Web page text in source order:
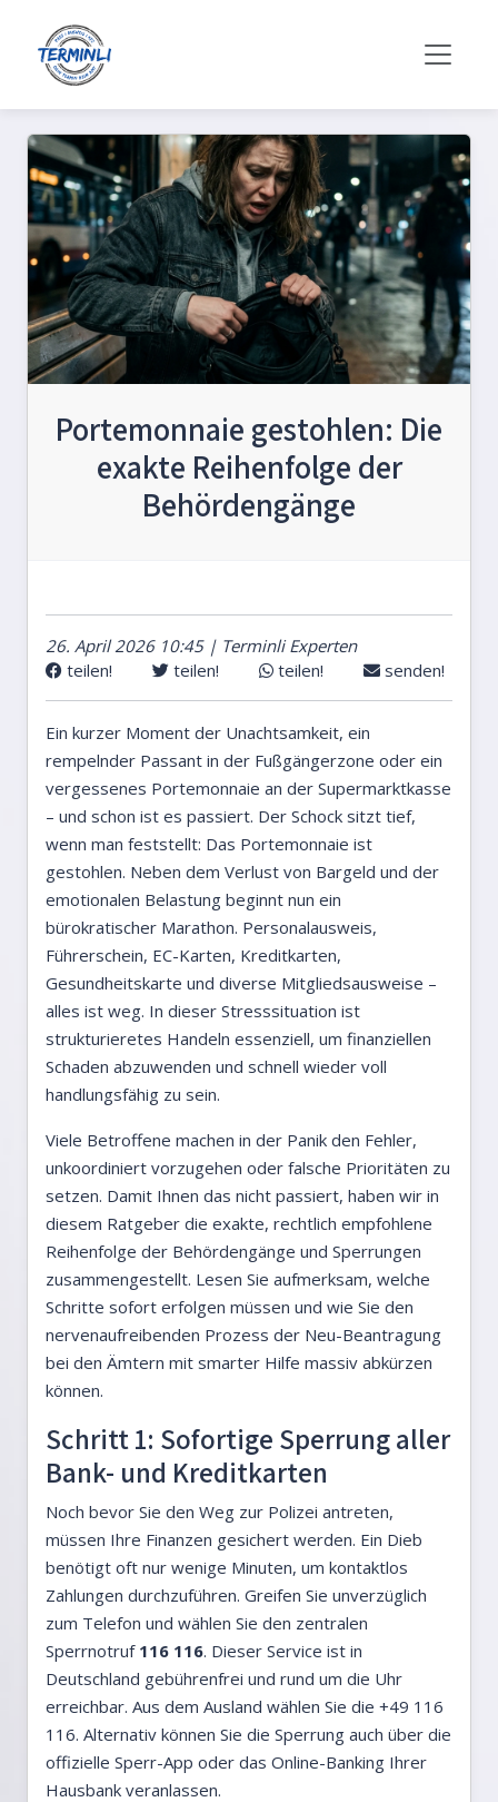
Portemonnaie gestohlen: Die
exakte Reihenfolge der
Behördengänge
26. April 2026 10:45 | Terminli Experten
teilen!
teilen! teilen! senden!
Ein kurzer Moment der Unachtsamkeit, ein
rempelnder Passant in der Fußgängerzone oder ein
vergessenes Portemonnaie an der Supermarktkasse
– und schon ist es passiert. Der Schock sitzt tief,
wenn man feststellt: Das Portemonnaie ist
gestohlen. Neben dem Verlust von Bargeld und der
emotionalen Belastung beginnt nun ein
bürokratischer Marathon. Personalausweis,
Führerschein, EC-Karten, Kreditkarten,
Gesundheitskarte und diverse Mitgliedsausweise –
alles ist weg. In dieser Stresssituation ist
strukturieretes Handeln essenziell, um finanziellen
Schaden abzuwenden und schnell wieder voll
handlungsfähig zu sein.
Viele Betroffene machen in der Panik den Fehler,
unkoordiniert vorzugehen oder falsche Prioritäten zu
setzen. Damit Ihnen das nicht passiert, haben wir in
diesem Ratgeber die exakte, rechtlich empfohlene
Reihenfolge der Behördengänge und Sperrungen
zusammengestellt. Lesen Sie aufmerksam, welche
Schritte sofort erfolgen müssen und wie Sie den
nervenaufreibenden Prozess der Neu-Beantragung
bei den Ämtern mit smarter Hilfe massiv abkürzen
können.
Schritt 1: Sofortige Sperrung aller
Bank- und Kreditkarten
Noch bevor Sie den Weg zur Polizei antreten,
müssen Ihre Finanzen gesichert werden. Ein Dieb
benötigt oft nur wenige Minuten, um kontaktlos
Zahlungen durchzuführen. Greifen Sie unverzüglich
zum Telefon und wählen Sie den zentralen
Sperrnotruf 116 116. Dieser Service ist in
Deutschland gebührenfrei und rund um die Uhr
erreichbar. Aus dem Ausland wählen Sie die +49 116
116. Alternativ können Sie die Sperrung auch über die
offizielle Sperr-App oder das Online-Banking Ihrer
Hausbank veranlassen.